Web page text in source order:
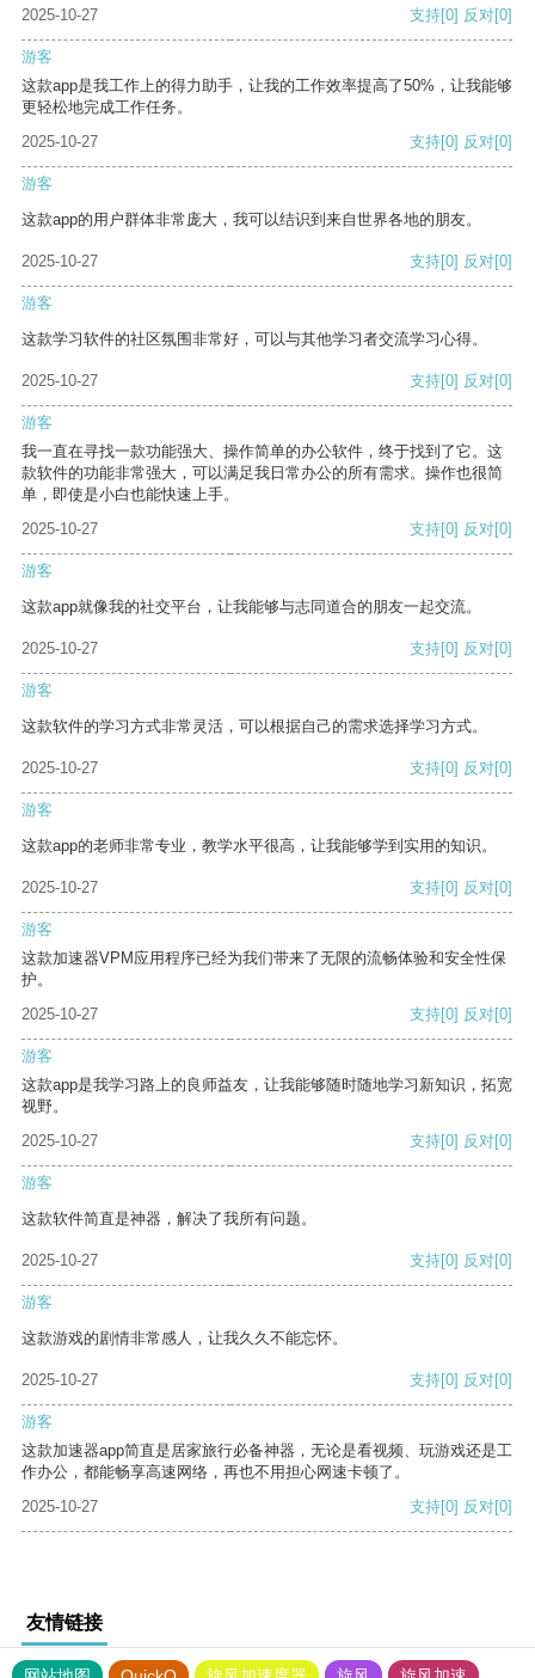
2025-10-27 支持[0] 反对[0]
游客
这款app是我工作上的得力助手，让我的工作效率提高了50%，让我能够
更轻松地完成工作任务。
2025-10-27
支持[0] 反对[0]
游客
这款app的用户群体非常庞大，我可以结识到来自世界各地的朋友。
2025-10-27 支持[0] 反对[0]
游客
这款学习软件的社区氛围非常好，可以与其他学习者交流学习心得。
2025-10-27 支持[0] 反对[0]
游客
我一直在寻找一款功能强大、操作简单的办公软件，终于找到了它。这
款软件的功能非常强大，可以满足我日常办公的所有需求。操作也很简
单，即使是小白也能快速上手。
2025-10-27
支持[0] 反对[0]
游客
这款app就像我的社交平台，让我能够与志同道合的朋友一起交流。
2025-10-27 支持[0] 反对[0]
游客
这款软件的学习方式非常灵活，可以根据自己的需求选择学习方式。
2025-10-27 支持[0] 反对[0]
游客
这款app的老师非常专业，教学水平很高，让我能够学到实用的知识。
2025-10-27 支持[0] 反对[0]
游客
这款加速器VPM应用程序已经为我们带来了无限的流畅体验和安全性保
护。
2025-10-27
支持[0] 反对[0]
游客
这款app是我学习路上的良师益友，让我能够随时随地学习新知识，拓宽
视野。
2025-10-27
支持[0] 反对[0]
游客
这款软件简直是神器，解决了我所有问题。
2025-10-27 支持[0] 反对[0]
游客
这款游戏的剧情非常感人，让我久久不能忘怀。
2025-10-27 支持[0] 反对[0]
游客
这款加速器app简直是居家旅行必备神器，无论是看视频、玩游戏还是工
作办公，都能畅享高速网络，再也不用担心网速卡顿了。
2025-10-27
支持[0] 反对[0]
友情链接